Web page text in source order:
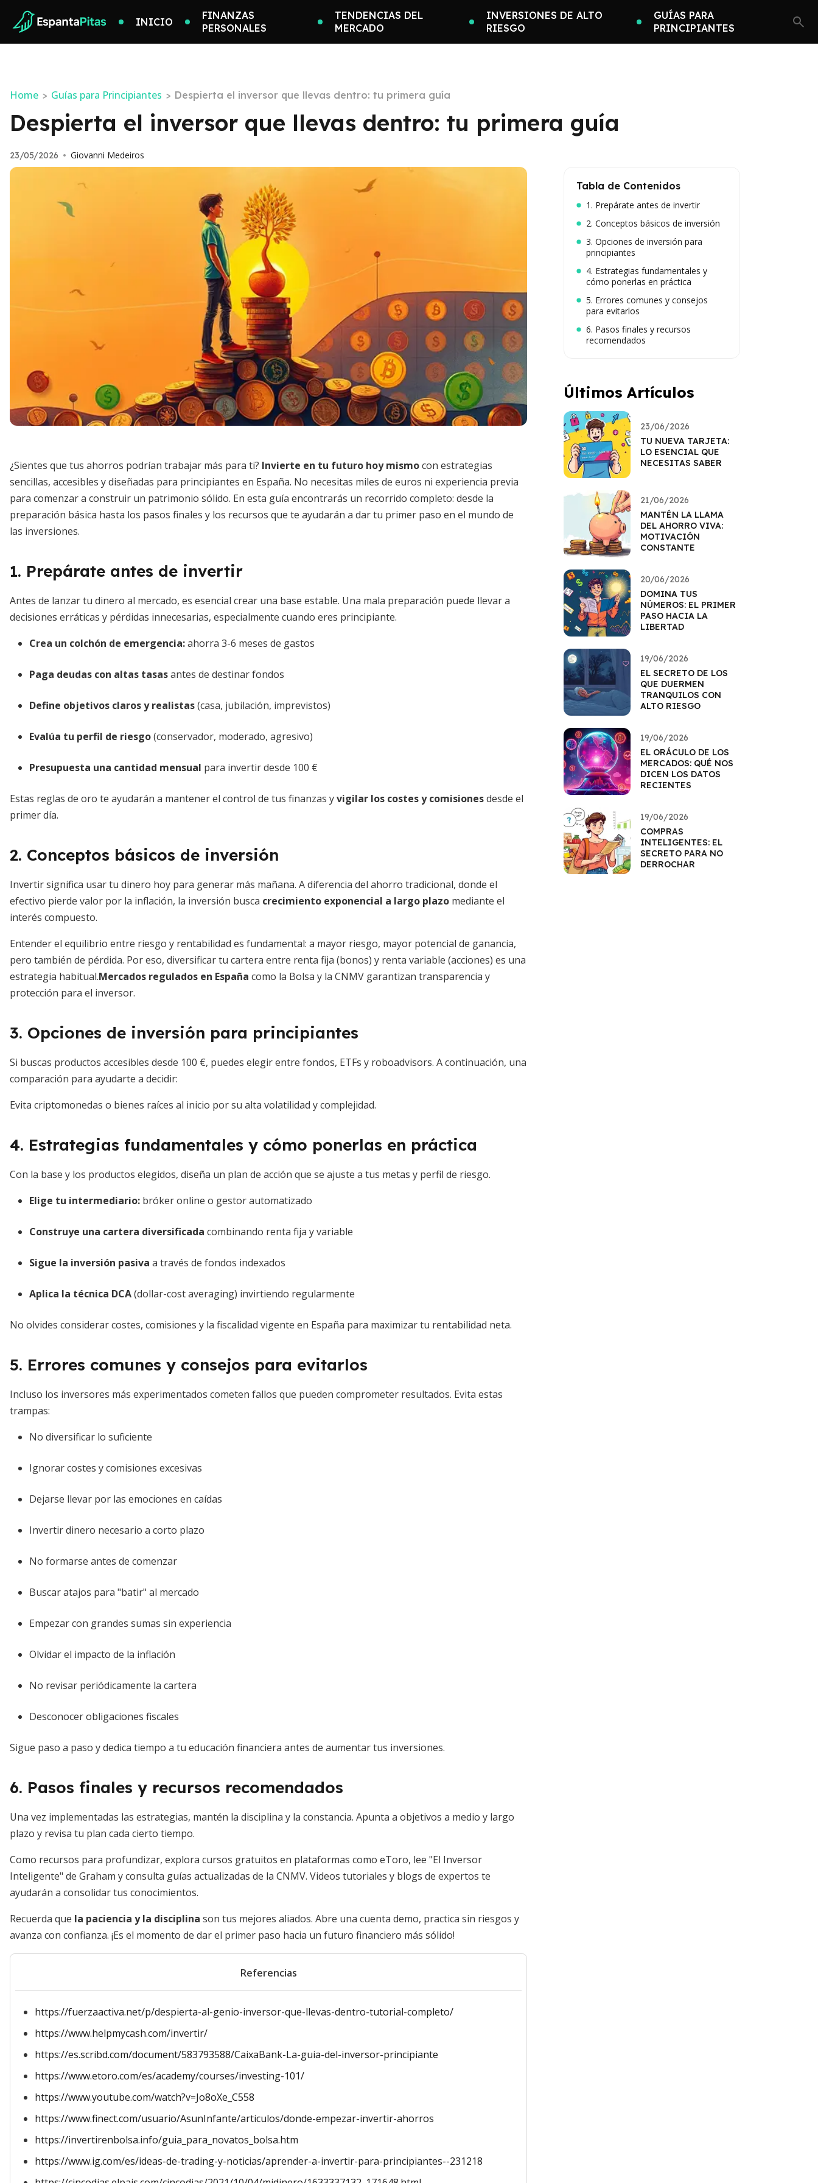
INICIO
FINANZAS
PERSONALES
TENDENCIAS DEL
MERCADO
INVERSIONES DE ALTO
RIESGO
GUÍAS PARA
PRINCIPIANTES
Home > Guías para Principiantes > Despierta el inversor que llevas dentro: tu primera guía
Despierta el inversor que llevas dentro: tu primera guía
23/05/2026 • Giovanni Medeiros
¿Sientes que tus ahorros podrían trabajar más para ti? Invierte en tu futuro hoy mismocon estrategias
sencillas, accesibles y diseñadas para principiantes en España. No necesitas miles de euros ni experiencia previa
para comenzar a construir un patrimonio sólido. En esta guía encontrarás un recorrido completo: desde la
preparación básica hasta los pasos finales y los recursos que te ayudarán a dar tu primer paso en el mundo de
las inversiones.
1. Prepárate antes de invertir
Antes de lanzar tu dinero al mercado, es esencial crear una base estable. Una mala preparación puede llevar a
decisiones erráticas y pérdidas innecesarias, especialmente cuando eres principiante.
Crea un colchón de emergencia:ahorra 3-6 meses de gastos
Paga deudas con altas tasasantes de destinar fondos
Define objetivos claros y realistas(casa, jubilación, imprevistos)
Evalúa tu perfil de riesgo(conservador, moderado, agresivo)
Presupuesta una cantidad mensual para invertir desde 100 €
Estas reglas de oro te ayudarán a mantener el control de tus finanzas yvigilar los costes y comisionesdesde el
primer día.
2. Conceptos básicos de inversión
Invertir significa usar tu dinero hoy para generar más mañana. A diferencia del ahorro tradicional, donde el
efectivo pierde valor por la inflación, la inversión busca crecimiento exponencial a largo plazo mediante el
interés compuesto.
Entender el equilibrio entre riesgo y rentabilidad es fundamental: a mayor riesgo, mayor potencial de ganancia,
pero también de pérdida. Por eso, diversificar tu cartera entre renta fija (bonos) y renta variable (acciones) es una
estrategia habitual.Mercados regulados en España como la Bolsa y la CNMV garantizan transparencia y
protección para el inversor.
3. Opciones de inversión para principiantes
Si buscas productos accesibles desde 100 €, puedes elegir entre fondos, ETFs y roboadvisors. A continuación, una
comparación para ayudarte a decidir:
Evita criptomonedas o bienes raíces al inicio por su alta volatilidad y complejidad.
4. Estrategias fundamentales y cómo ponerlas en práctica
Con la base y los productos elegidos, diseña un plan de acción que se ajuste a tus metas y perfil de riesgo.
Elige tu intermediario: bróker online o gestor automatizado
Construye una cartera diversificada combinando renta fija y variable
Sigue la inversión pasiva a través de fondos indexados
Aplica la técnica DCA(dollar-cost averaging) invirtiendo regularmente
No olvides considerar costes, comisiones y la fiscalidad vigente en España para maximizar tu rentabilidad neta.
5. Errores comunes y consejos para evitarlos
Incluso los inversores más experimentados cometen fallos que pueden comprometer resultados. Evita estas
trampas:
No diversificar lo suficiente
Ignorar costes y comisiones excesivas
Dejarse llevar por las emociones en caídas
Invertir dinero necesario a corto plazo
No formarse antes de comenzar
Buscar atajos para "batir" al mercado
Empezar con grandes sumas sin experiencia
Olvidar el impacto de la inflación
No revisar periódicamente la cartera
Desconocer obligaciones fiscales
Sigue paso a paso y dedica tiempo a tu educación financiera antes de aumentar tus inversiones.
6. Pasos finales y recursos recomendados
Una vez implementadas las estrategias, mantén la disciplina y la constancia. Apunta a objetivos a medio y largo
plazo y revisa tu plan cada cierto tiempo.
Como recursos para profundizar, explora cursos gratuitos en plataformas como eToro, lee "El Inversor
Inteligente" de Graham y consulta guías actualizadas de la CNMV. Videos tutoriales y blogs de expertos te
ayudarán a consolidar tus conocimientos.
Recuerda que la paciencia y la disciplina son tus mejores aliados. Abre una cuenta demo, practica sin riesgos y
avanza con confianza. ¡Es el momento de dar el primer paso hacia un futuro financiero más sólido!
Referencias
https://fuerzaactiva.net/p/despierta-al-genio-inversor-que-llevas-dentro-tutorial-completo/
https://www.helpmycash.com/invertir/
https://es.scribd.com/document/583793588/CaixaBank-La-guia-del-inversor-principiante
https://www.etoro.com/es/academy/courses/investing-101/
https://www.youtube.com/watch?v=Jo8oXe_C558
https://www.finect.com/usuario/AsunInfante/articulos/donde-empezar-invertir-ahorros
https://invertirenbolsa.info/guia_para_novatos_bolsa.htm
https://www.ig.com/es/ideas-de-trading-y-noticias/aprender-a-invertir-para-principiantes--231218
Tabla de Contenidos
1. Prepárate antes de invertir
2. Conceptos básicos de inversión
3. Opciones de inversión para
principiantes
4. Estrategias fundamentales y
cómo ponerlas en práctica
5. Errores comunes y consejos
para evitarlos
6. Pasos finales y recursos
recomendados
Últimos Artículos
23/06/2026
TU NUEVA TARJETA:
LO ESENCIAL QUE
NECESITAS SABER
21/06/2026
MANTÉN LA LLAMA
DEL AHORRO VIVA:
MOTIVACIÓN
CONSTANTE
20/06/2026
DOMINA TUS
NÚMEROS: EL PRIMER
PASO HACIA LA
LIBERTAD
19/06/2026
EL SECRETO DE LOS
QUE DUERMEN
TRANQUILOS CON
ALTO RIESGO
19/06/2026
EL ORÁCULO DE LOS
MERCADOS: QUÉ NOS
DICEN LOS DATOS
RECIENTES
19/06/2026
COMPRAS
INTELIGENTES: EL
SECRETO PARA NO
DERROCHAR